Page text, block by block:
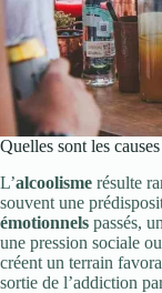
Quelles sont les
L’alcoolisme résulte
souvent une
émotionnels passés,
une pression sociale
créent un terrain
sortie de l’addiction